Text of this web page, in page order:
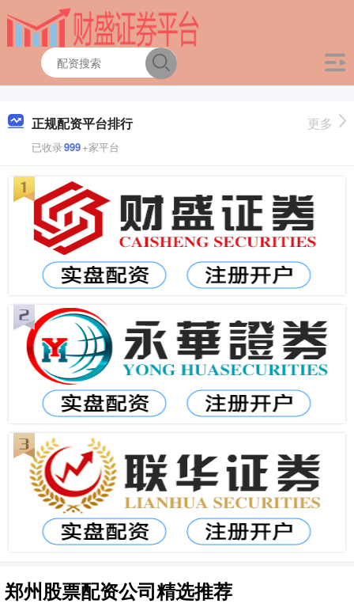
正规配资平台排行
已收录999+家平台
更多
郑州股票配资公司精选推荐